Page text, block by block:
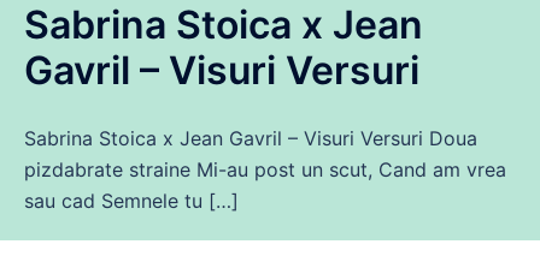
Sabrina Stoica x Jean
Gavril – Visuri Versuri
Sabrina Stoica x Jean Gavril – Visuri Versuri Doua
pizdabrate straine Mi-au post un scut, Cand am vrea
sau cad Semnele tu […]